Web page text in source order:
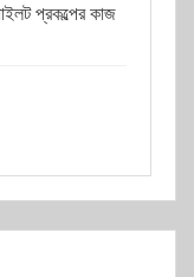
প্রকল্পের কাজ